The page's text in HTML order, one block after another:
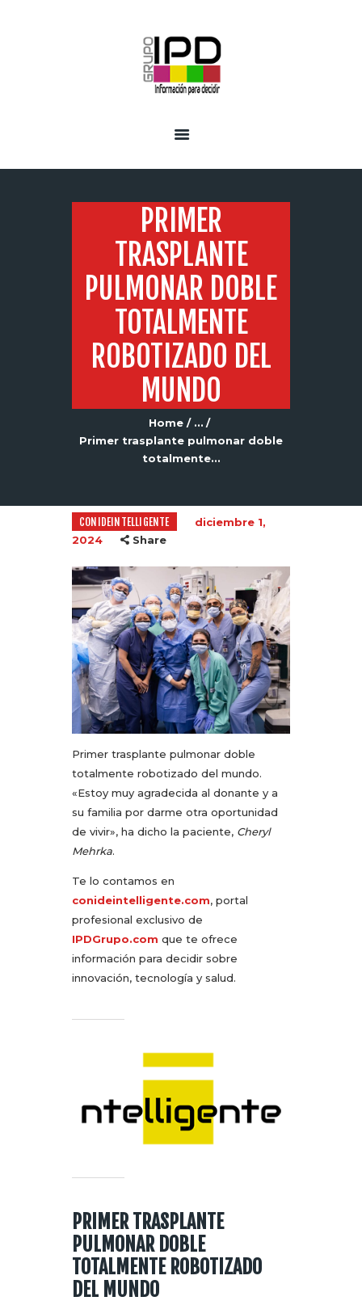
PRIMER
TRASPLANTE
PULMONAR DOBLE
TOTALMENTE
ROBOTIZADO DEL
MUNDO
Home
...
Primer trasplante pulmonar doble
totalmente...
CONIDEINTELLIGENTE
diciembre 1,
2024
Share
Primer trasplante pulmonar doble
totalmente robotizado del mundo.
«Estoy muy agradecida al donante y a
su familia por darme otra oportunidad
de vivir», ha dicho la paciente, Cheryl
Mehrka.
Te lo contamos en
conideintelligente.com, portal
profesional exclusivo de
IPDGrupo.com que te ofrece
información para decidir sobre
innovación, tecnología y salud.
PRIMER TRASPLANTE
PULMONAR DOBLE
TOTALMENTE ROBOTIZADO
DEL MUNDO